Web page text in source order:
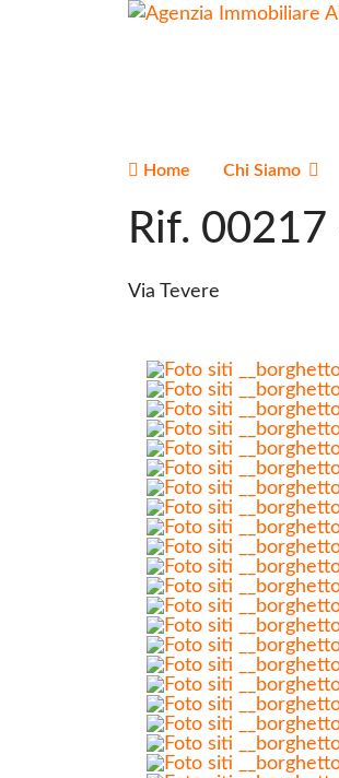
Home Chi Siamo
Rif. 00217
Via Tevere